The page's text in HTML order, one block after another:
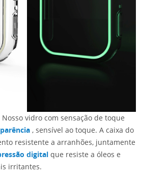
Nosso vidro com sensação de toque
, sensível ao toque. A caixa do
resistente a arranhões, juntamente
digital que resiste a óleos e
irritantes.